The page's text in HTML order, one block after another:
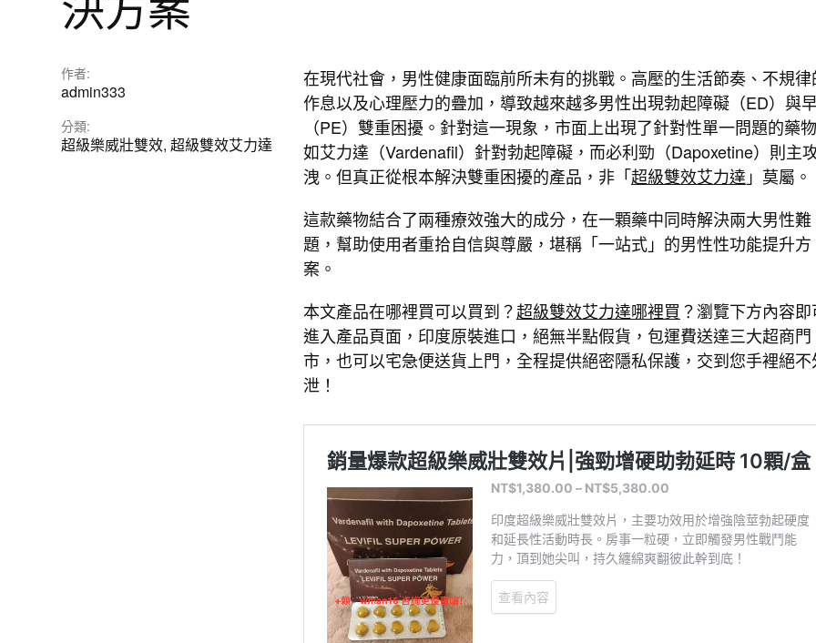
作者:
admin333
分類:
超級樂威壯雙效,超級雙效艾力達
在現代社會，男性健康面臨前所未有的挑戰。高壓的生活節奏、不規律
作息以及心理壓力的疊加，導致越來越多男性出現勃起障礙（ED）與
（PE）雙重困擾。針對這一現象，市面上出現了針對性單一問題的藥物
如艾力達（Vardenafil）針對勃起障礙，而必利勁（Dapoxetine）則主
洩。但真正從根本解決雙重困擾的產品，非「超級雙效艾力達 」莫屬。
這款藥物結合了兩種療效強大的成分，在一顆藥中同時解決兩大男性難
題，幫助使用者重拾自信與尊嚴，堪稱「一站式」的男性性功能提升方
案。
本文產品在哪裡買可以買到？超級雙效艾力達哪裡買 ？瀏覽下方內容即
進入產品頁面，印度原裝進口，絕無半點假貨，包運費送達三大超商門
市，也可以宅急便送貨上門，全程提供絕密隱私保護，交到您手裡絕不
泄！